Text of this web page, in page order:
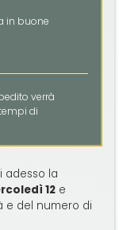
in buone
verrà
di
adesso la
12 e
e del numero di